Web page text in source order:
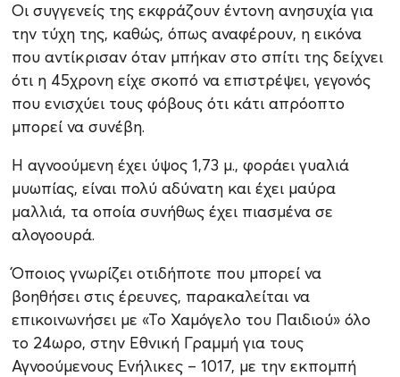
Οι συγγενείς της εκφράζουν έντονη ανησυχία για
την τύχη της, καθώς, όπως αναφέρουν, η εικόνα
που αντίκρισαν όταν μπήκαν στο σπίτι της δείχνει
ότι η 45χρονη είχε σκοπό να επιστρέψει, γεγονός
που ενισχύει τους φόβους ότι κάτι απρόοπτο
μπορεί να συνέβη.
Η αγνοούμενη έχει ύψος 1,73 μ., φοράει γυαλιά
μυωπίας, είναι πολύ αδύνατη και έχει μαύρα
μαλλιά, τα οποία συνήθως έχει πιασμένα σε
αλογοουρά.
Όποιος γνωρίζει οτιδήποτε που μπορεί να
βοηθήσει στις έρευνες, παρακαλείται να
επικοινωνήσει με «Το Χαμόγελο του Παιδιού» όλο
το 24ωρο, στην Εθνική Γραμμή για τους
Αγνοούμενους Ενήλικες – 1017, με την εκπομπή